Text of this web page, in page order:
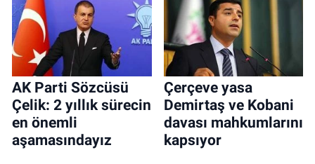
AK Parti Sözcüsü
Çelik: 2 yıllık sürecin
en önemli
aşamasındayız
Çerçeve yasa
Demirtaş ve Kobani
davası mahkumlarını
kapsıyor